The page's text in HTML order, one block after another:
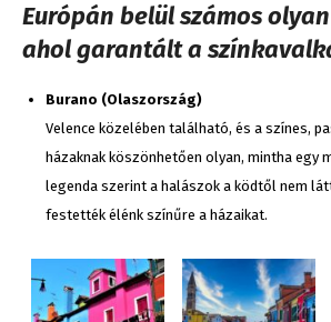
Európán belül számos
ahol garantált a
Burano (Olaszország)
Velence közelében található, és a színes,
házaknak köszönhetően olyan, mintha egy
legenda szerint a halászok a ködtől nem
festették élénk színűre a házaikat.